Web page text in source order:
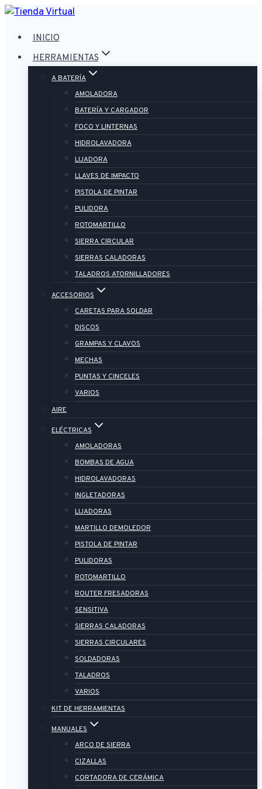
Saltar
contenido
INICIO
HERRAMIENTAS
A BATERÍA
AMOLADORA
BATERÍA Y CARGADOR
FOCO Y LINTERNAS
HIDROLAVADORA
LIJADORA
LLAVES DE IMPACTO
PISTOLA DE PINTAR
PULIDORA
ROTOMARTILLO
SIERRA CIRCULAR
SIERRAS CALADORAS
TALADROS ATORNILLADORES
ACCESORIOS
CARETAS PARA SOLDAR
DISCOS
GRAMPAS Y CLAVOS
MECHAS
PUNTAS Y CINCELES
VARIOS
AIRE
ELÉCTRICAS
AMOLADORAS
BOMBAS DE AGUA
HIDROLAVADORAS
INGLETADORAS
LIJADORAS
MARTILLO DEMOLEDOR
PISTOLA DE PINTAR
PULIDORAS
ROTOMARTILLO
ROUTER FRESADORAS
SENSITIVA
SIERRAS CALADORAS
SIERRAS CIRCULARES
SOLDADORAS
TALADROS
VARIOS
KIT DE HERRAMIENTAS
MANUALES
ARCO DE SIERRA
CIZALLAS
CORTADORA DE CERÁMICA